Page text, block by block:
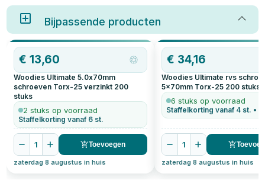
Bijpassende producten
€13,60
Woodies Ultimate 5.0x70mm
schroeven Torx-25 verzinkt 200
stuks
2 stuks op voorraad
Staffelkorting vanaf 6 st.
1 Toevoegen
zaterdag 8 augustus in huis
€ 34,16
Woodies Ultimate rvs
5x70mm Torx-25 200 stuks
6 stuks op voorraad
1
zaterdag 8 augustus in huis